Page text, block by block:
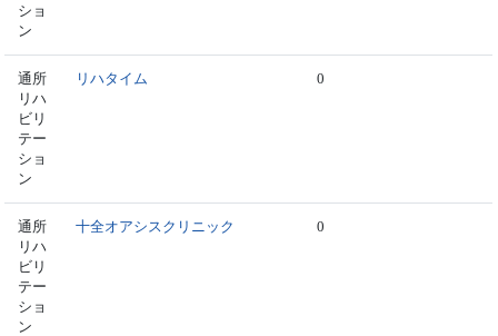
ショ
ン
通所
リハ
ビリ
テー
ショ
ン
リハタイム 0
通所
リハ
ビリ
テー
ショ
ン
十全オアシスクリニック 0